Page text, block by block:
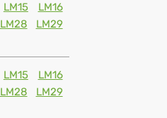
LM15
LM16
LM28
LM29
LM15
LM16
LM28
LM29